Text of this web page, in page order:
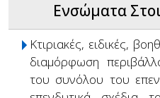
Ενσώματα
Κτιριακές, ειδικές,
διαμόρφωση
του συνόλου του